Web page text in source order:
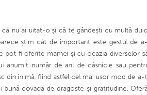
nu ai uitat-o și că te gândești cu multă
știm cât de important este gestul de
fi oferite mamei și cu ocazia diverselor
anumit număr de ani de căsnicie sau
inimă, fiind astfel cel mai ușor mod de a-
dovadă de dragoste și gratitudine.